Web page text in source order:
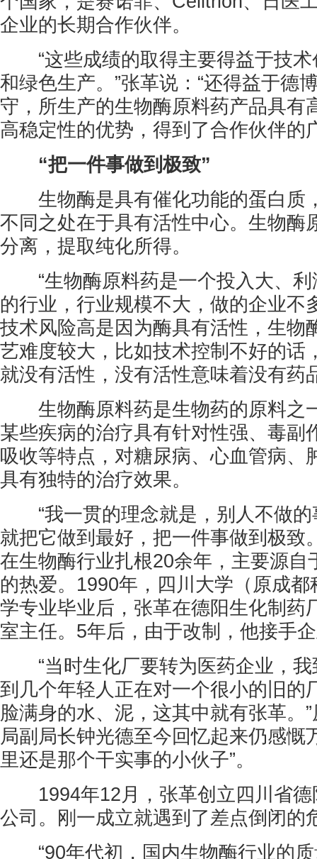
企业的长期合作伙伴。
“这些成绩的取得主要得益于技术
和绿色生产。”张革说：“还得益于德
守，所生产的生物酶原料药产品具有
高稳定性的优势，得到了合作伙伴的
“把一件事做到极致”
生物酶是具有催化功能的蛋白质
不同之处在于具有活性中心。生物酶
分离，提取纯化所得。
“生物酶原料药是一个投入大、利
的行业，行业规模不大，做的企业不
技术风险高是因为酶具有活性，生物
艺难度较大，比如技术控制不好的话
就没有活性，没有活性意味着没有药
生物酶原料药是生物药的原料之
某些疾病的治疗具有针对性强、毒副
吸收等特点，对糖尿病、心血管病、
具有独特的治疗效果。
“我一贯的理念就是，别人不做的
就把它做到最好，把一件事做到极致
在生物酶行业扎根20余年，主要源自
的热爱。1990年，四川大学（原成
学专业毕业后，张革在德阳生化制药
室主任。5年后，由于改制，他接手
“当时生化厂要转为医药企业，我
到几个年轻人正在对一个很小的旧的
脸满身的水、泥，这其中就有张革。
局副局长钟光德至今回忆起来仍感慨
里还是那个干实事的小伙子”。
1994年12月，张革创立四川省德
公司。刚一成立就遇到了差点倒闭的
“90年代初，国内生物酶行业的质